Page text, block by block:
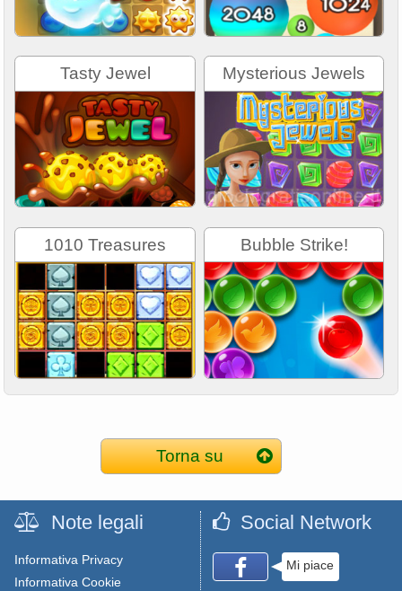
Tasty Jewel Mysterious Jewels
1010 Treasures Bubble Strike!
Torna su
Note legali
Informativa Privacy
Informativa Cookie
Social Network
Mi piace